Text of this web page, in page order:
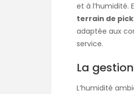
et à l’humidité.
terrain de
adaptée aux
service.
La
L’humidité